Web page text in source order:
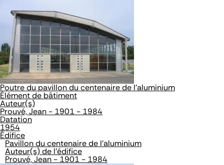
Poutre du pavillon du centenaire de l'aluminium
Élément de bâtiment
Auteur(s)
Prouvé, Jean - 1901 - 1984
Datation
1954
Édifice
Pavillon du centenaire de l'aluminium
Auteur(s) de l'édifice
Prouvé, Jean - 1901 - 1984